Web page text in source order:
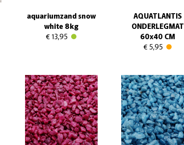
aquariumzand snow
white 8kg
€ 13,95
AQUATLANTIS
ONDERLEGMAT
60x40 CM
€ 5,95